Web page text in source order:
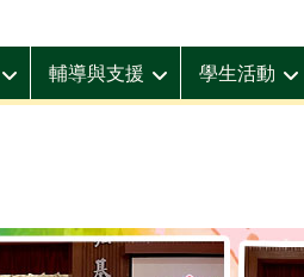
輔導與支援 學生活動